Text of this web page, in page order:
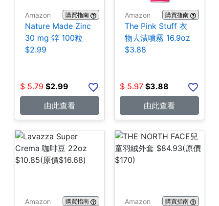
Amazon 購買指南
Nature Made Zinc
30 mg 鋅 100粒
$2.99
$ 5.79 $2.99
由此查看
Amazon 購買指南
The Pink Stuff 衣
物去漬噴霧 16.9oz
$3.88
$ 5.97 $3.88
由此查看
Amazon 購買指南 Amazon 購買指南